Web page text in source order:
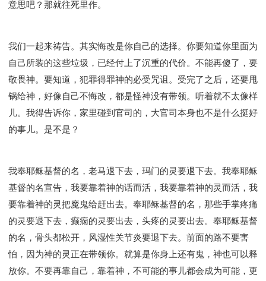
意思吧？那就往死里作。
我们一起来祷告。其实悔改是你自己的选择。你要知道你里面为
自己所装的这些垃圾，已经付上了沉重的代价。不能再傻了，要
敬畏神。要知道，犯罪得罪神的必受咒诅。受完了之后，还要甩
锅给神，好像自己不悔改，都是怪神没有带领。听着就不太像样
儿。我得告诉你，家里碰到官司的，大官司本身也不是什么挺好
的事儿。是不是？
我奉耶稣基督的名，老马退下去，玛门的灵要退下去。我奉耶稣
基督的名宣告，我要靠着神的话而活，我要靠着神的灵而活，我
要靠着神的灵把魔鬼给赶出去。奉耶稣基督的名，那些手掌疼痛
的灵要退下去，癫痫的灵要出去，头疼的灵要出去。奉耶稣基督
的名，骨头都松开，风湿性关节炎要退下去。前面的路不要害
怕，因为神的灵正在带领你。就算是你身上还有鬼，神也可以释
放你。不要再靠自己，靠着神，不可能的事儿都会成为可能，更